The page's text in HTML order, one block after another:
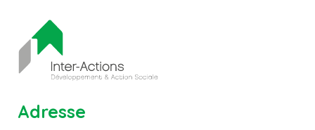
Adresse